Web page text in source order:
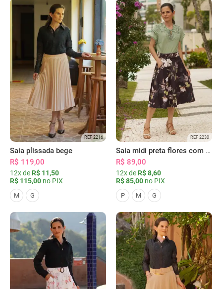
REF 2216
Saia plissada bege
R$ 119,00
12x de R$ 11,50
R$ 115,00 no PIX
M G
REF 2230
Saia midi preta flores com bolsos
R$ 89,00
12x de R$ 8,60
R$ 85,00 no PIX
P M G